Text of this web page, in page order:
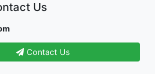
Us
Contact Us